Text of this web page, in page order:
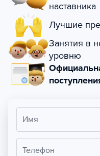
наставника
Лучшие
Занятия в
уровню
Имя
Телефон